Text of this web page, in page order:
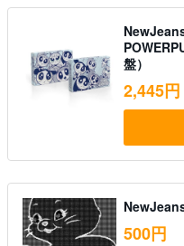
盤）
2,445円
500円